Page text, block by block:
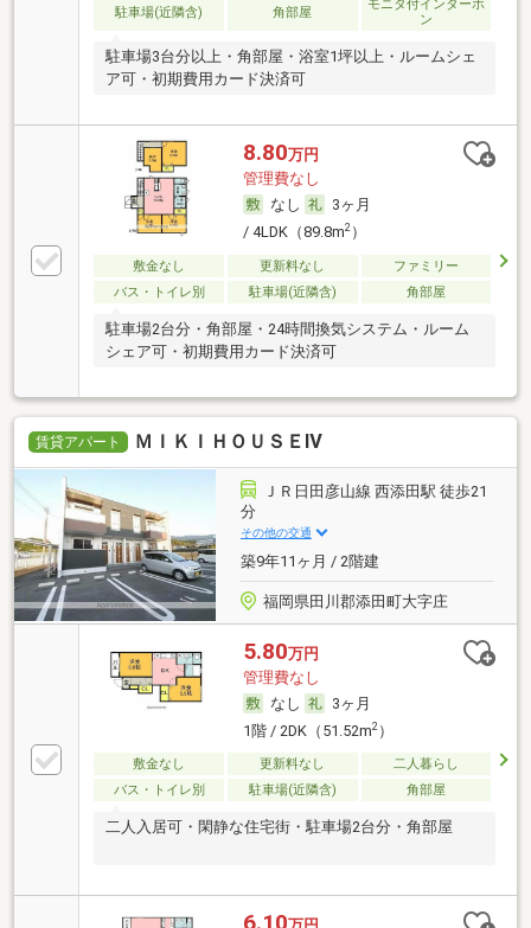
駐車場(近隣含) 角部屋
モニタ付インターホ
ン
駐車場3台分以上・角部屋・浴室1坪以上・ルームシェ
ア可・初期費用カード決済可
8.80万円
管理費なし
なし
3ヶ月
/ 4LDK（89.8m2）
敷金なし 更新料なし
ファミリー
バス・トイレ別
駐車場(近隣含) 角部屋
駐車場2台分・角部屋・24時間換気システム・ルーム
シェア可・初期費用カード決済可
賃貸アパート ＭＩＫＩＨＯＵＳＥⅣ
ＪＲ日田彦山線 西添田駅 徒歩21
分
その他の交通
築9年11ヶ月 / 2階建
福岡県田川郡添田町大字庄
5.80万円
管理費なし
なし
3ヶ月
1階 / 2DK（51.52m2）
敷金なし 更新料なし
二人暮らし
バス・トイレ別
駐車場(近隣含) 角部屋
二人入居可・閑静な住宅街・駐車場2台分・角部屋
6.10